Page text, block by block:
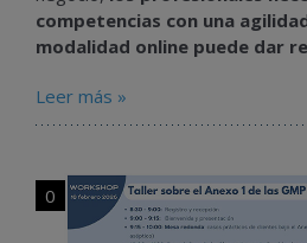
competencias con una
modalidad online puede dar
Leer más »
0